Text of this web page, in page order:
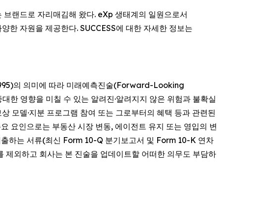
랜드로 자리매김해 왔다. eXp 생태계의 일원으로서
한 자원을 제공한다. SUCCESS에 대한 자세한 정보는
의 의미에 따라 미래예측진술(Forward-Looking
영향을 미칠 수 있는 알려진·알려지지 않은 위험과 불확실
모델·지분 프로그램 참여 또는 그로부터의 혜택 등과 관련된
요인으로는 부동산 시장 변동, 에이전트 유지 또는 영입의 변
하는 서류(최신 Form 10-Q 분기보고서 및 Form 10-K 연차
외하고 회사는 본 진술을 업데이트할 어떠한 의무도 부담하